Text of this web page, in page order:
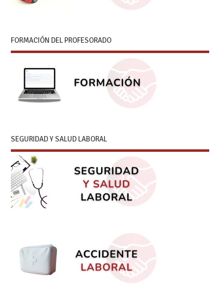
FORMACIÓN DEL PROFESORADO
SEGURIDAD Y SALUD LABORAL